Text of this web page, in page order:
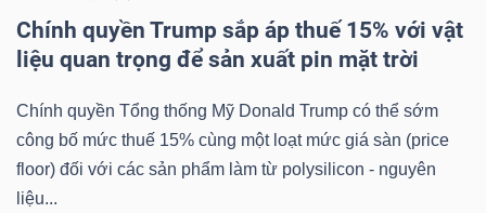
Chính quyền Trump sắp áp thuế 15% với vật
liệu quan trọng để sản xuất pin mặt trời
Chính quyền Tổng thống Mỹ Donald Trump có thể sớm
công bố mức thuế 15% cùng một loạt mức giá sàn (price
floor) đối với các sản phẩm làm từ polysilicon - nguyên
liệu...